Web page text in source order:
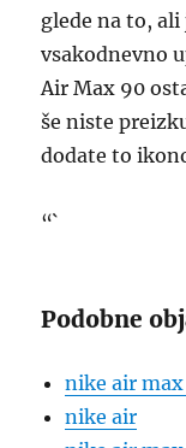
glede na to,
vsakodnevno
Air Max 90
še niste
dodate to
“`
Podobne
nike air
nike air